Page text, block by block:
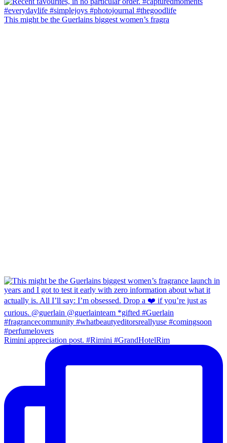
This might be the Guerlains biggest women’s fragra
Rimini appreciation post. #Rimini #GrandHotelRim